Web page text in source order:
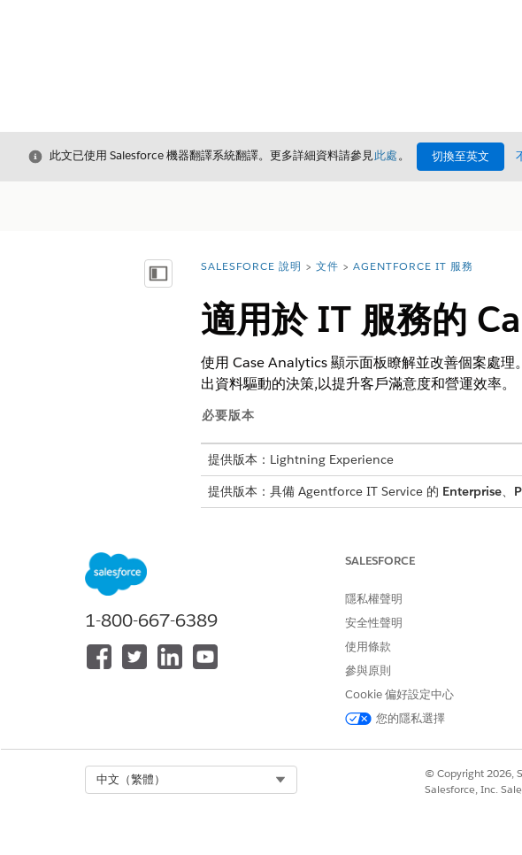
結束
此文已使用 Salesforce 機器翻譯系統翻譯。更多詳細資料請參見此處。 切換至英文
顯示目錄 您位於此處：
SALESFORCE 說明 文件 AGENTFORCE IT 服務
適用於 IT 服務的
使用 Case Analytics 顯示面板瞭解並改善個案處
出資料驅動的決策,以提升客戶滿意度和營運效率。
必要版本
提供版本：Lightning Experience
提供版本：具備 Agentforce IT Service 的 Enterprise、
意度,以找出要改善的主要區域。
適用於 IT 服務的 Case Analytics 整體分析顯示面板
使用「整體分析」顯示面板取得有關個案管理效率的
平均時間和第一次解決率百分比,以測量您解決個案
此文章是否解決您的問題？
1-800-667-6389
SALESFORCE
隱私權聲明
安全性聲明
使用條款
參與原則
Cookie 偏好設定中心
您的隱私選擇
中文（繁體）
© Copyright 2026,
Salesforce, Inc.